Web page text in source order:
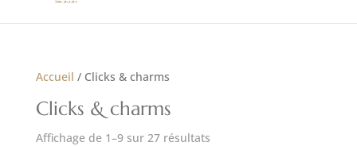
Accueil / Clicks & charms
Clicks & charms
Affichage de 1–9 sur 27 résultats